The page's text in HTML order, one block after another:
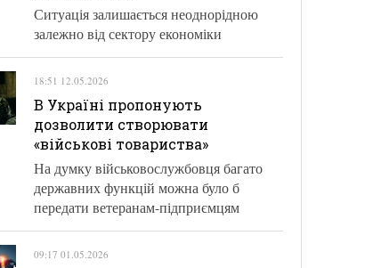
Ситуація залишається неоднорідною
залежно від сектору економіки
18:51 12.05.2026
В Україні пропонують
дозволити створювати
«військові товариства»
На думку військовослужбовця багато
державних функцій можна було б
передати ветеранам-підприємцям
09:17 01.05.2026